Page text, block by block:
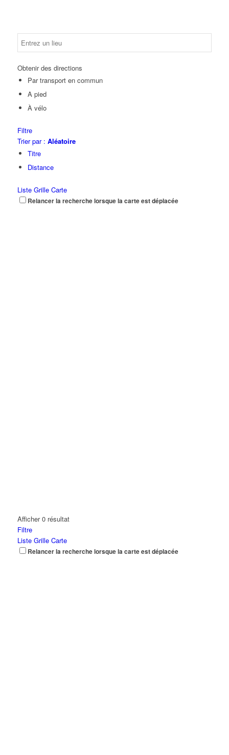
Obtenir des directions
Par transport en commun
A pied
À vélo
Filtre
Trier par : Aléatoire
Titre
Distance
Liste Grille Carte
Relancer la recherche lorsque la carte est déplacée
Afficher 0 résultat
Filtre
Liste Grille Carte
Relancer la recherche lorsque la carte est déplacée